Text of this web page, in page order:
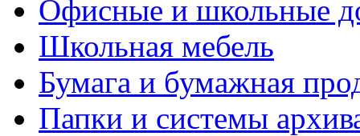
Офисные и школьные
Школьная мебель
Бумага и бумажная
Папки и системы